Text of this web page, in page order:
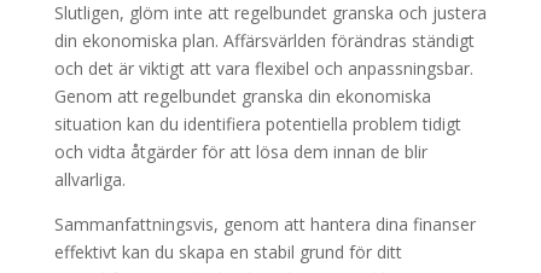
Slutligen, glöm inte att regelbundet granska och justera
din ekonomiska plan. Affärsvärlden förändras ständigt
och det är viktigt att vara flexibel och anpassningsbar.
Genom att regelbundet granska din ekonomiska
situation kan du identifiera potentiella problem tidigt
och vidta åtgärder för att lösa dem innan de blir
allvarliga.
Sammanfattningsvis, genom att hantera dina finanser
effektivt kan du skapa en stabil grund för ditt